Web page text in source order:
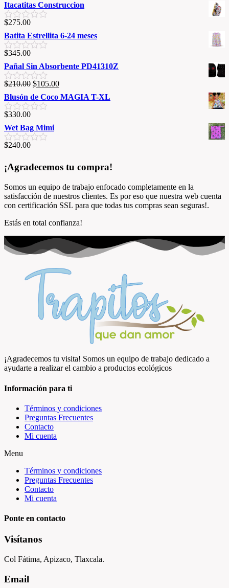
Itacatitas Construccion
V
a
l
o
r
a
d
o
n
0
d
e
5
$275.00
Batita Estrellita 6-24 meses
V
a
l
o
r
a
d
o
n
0
d
$345.00
Pañal Sin Absorbente PD41310Z
V
a
l
o
r
a
d
o
0
e
5
$210.00 $105.00
Blusón de Coco MAGIA T-XL
V
a
l
o
r
d
e
n
0
d
5
$330.00
Wet Bag Mimi
V
l
o
a
d
o
n
d
e
$240.00
¡Agradecemos tu compra!
Somos un equipo de trabajo enfocado completamente en la
satisfacción de nuestros clientes. Es por eso que nuestra web cuenta
con certificación SSL para que todas tus compras sean seguras!.
Estás en total confianza!
¡Agradecemos tu visita! Somos un equipo de trabajo dedicado a
ayudarte a realizar el cambio a productos ecológicos
Información para ti
Términos y condiciones
Preguntas Frecuentes
Contacto
Mi cuenta
Menu
Términos y condiciones
Preguntas Frecuentes
Contacto
Mi cuenta
Ponte en contacto
Visítanos
Col Fátima, Apizaco, Tlaxcala.
Email